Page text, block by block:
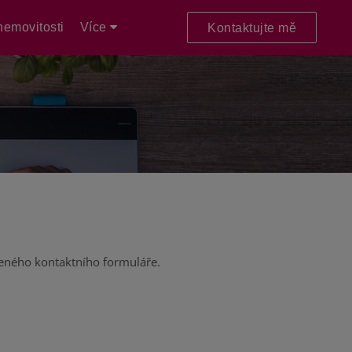
Více Kontaktujte mě
kontaktního formuláře.